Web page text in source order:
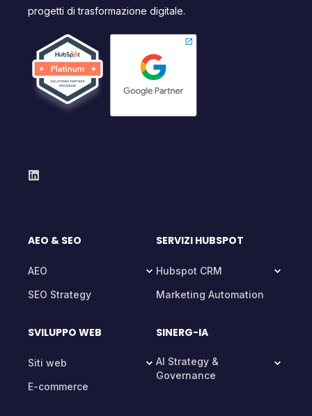
progetti di trasformazione digitale.
AEO & SEO
AEO
SEO Strategy
SERVIZI HUBSPOT
Hubspot CRM
Marketing Automation
SVILUPPO WEB
Siti web
E-commerce
SINERG-IA
AI Strategy &
Governance